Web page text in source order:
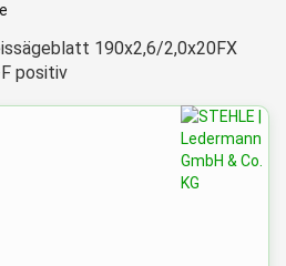
190x2,6/2,0x20FX
positiv